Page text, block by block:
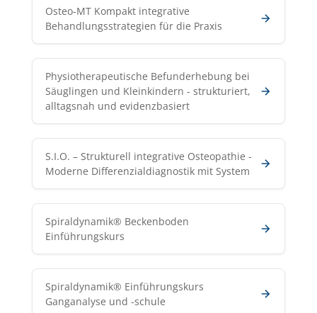
Osteo-MT Kompakt integrative
Behandlungsstrategien für die Praxis
Physiotherapeutische Befunderhebung bei
Säuglingen und Kleinkindern - strukturiert,
alltagsnah und evidenzbasiert
S.I.O. – Strukturell integrative Osteopathie -
Moderne Differenzialdiagnostik mit System
Spiraldynamik® Beckenboden
Einführungskurs
Spiraldynamik® Einführungskurs
Ganganalyse und -schule